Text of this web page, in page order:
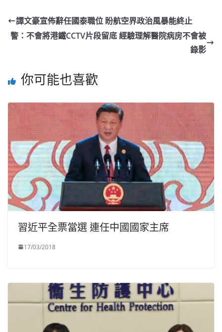
譚文豪宣佈辭任國泰職位 盼航空界政治風暴能終止
警：不會將港鐵CCTV片段留底 經驗理解醫院病房不會被
錄影
你可能也喜歡
習近平全票當選 連任中國國家主席
17/03/2018